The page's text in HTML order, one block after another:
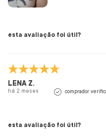
esta avaliação foi útil?
LENA Z.
há 2 meses comprador
esta avaliação foi útil?